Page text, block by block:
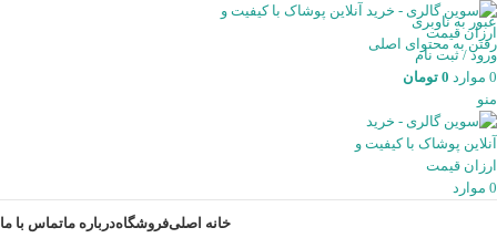
عبور به ناوبری
رفتن به محتوای اصلی
ورود / ثبت نام
0 موارد 0 تومان
منو
0 موارد
خانه اصلیفروشگاهدرباره ماتماس با ما